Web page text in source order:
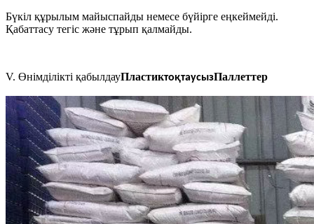
Бүкіл құрылым майыспайды немесе бүйірге еңкеймейді.
Қабаттасу тегіс және тұрып қалмайды.
V. Өнімділікті қабылдауПластиктоқтаусызПаллеттер